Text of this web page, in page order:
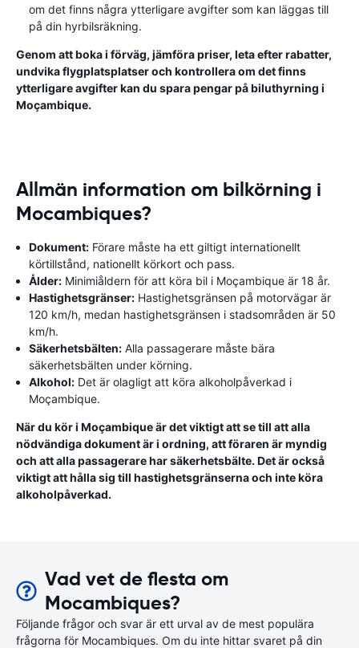
om det finns några ytterligare avgifter som kan läggas till
på din hyrbilsräkning.
Genom att boka i förväg, jämföra priser, leta efter rabatter,
undvika flygplatsplatser och kontrollera om det finns
ytterligare avgifter kan du spara pengar på biluthyrning i
Moçambique.
Allmän information om bilkörning i
Mocambiques?
Dokument: Förare måste ha ett giltigt internationellt
körtillstånd, nationellt körkort och pass.
Ålder: Minimiåldern för att köra bil i Moçambique är 18 år.
Hastighetsgränser: Hastighetsgränsen på motorvägar är
120 km/h, medan hastighetsgränsen i stadsområden är 50
km/h.
Säkerhetsbälten: Alla passagerare måste bära
säkerhetsbälten under körning.
Alkohol: Det är olagligt att köra alkoholpåverkad i
Moçambique.
När du kör i Moçambique är det viktigt att se till att alla
nödvändiga dokument är i ordning, att föraren är myndig
och att alla passagerare har säkerhetsbälte. Det är också
viktigt att hålla sig till hastighetsgränserna och inte köra
alkoholpåverkad.
Vad vet de flesta om
Mocambiques?
Följande frågor och svar är ett urval av de mest populära
frågorna för Mocambiques. Om du inte hittar svaret på din